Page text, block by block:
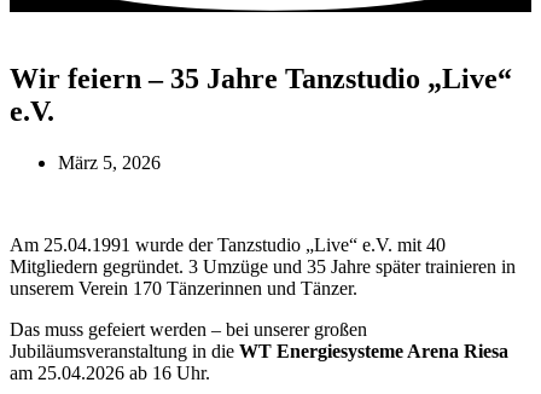
Wir feiern – 35 Jahre Tanzstudio „Live“
e.V.
März 5, 2026
Am 25.04.1991 wurde der Tanzstudio „Live“ e.V. mit 40
Mitgliedern gegründet. 3 Umzüge und 35 Jahre später trainieren in
unserem Verein 170 Tänzerinnen und Tänzer.
Das muss gefeiert werden – bei unserer großen
Jubiläumsveranstaltung in die WT Energiesysteme Arena Riesa
am 25.04.2026 ab 16 Uhr.